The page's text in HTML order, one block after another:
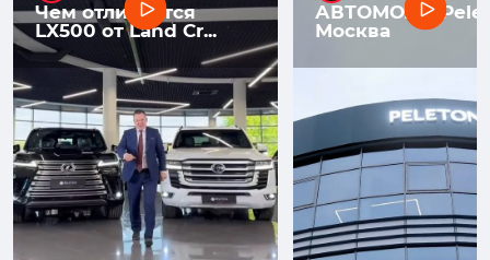
Чем отличается
LX500 от Land Cr...
АВТОМОЛЛ
Москва